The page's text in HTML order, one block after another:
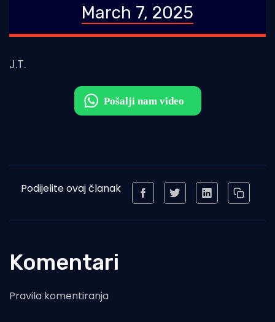
March 7, 2025
J.T.
Podijelite ovaj članak
Komentari
Pravila komentiranja